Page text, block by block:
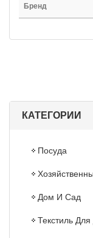
КАТЕГОРИИ
Посуда
Дом И Сад
Текстиль
Бренд